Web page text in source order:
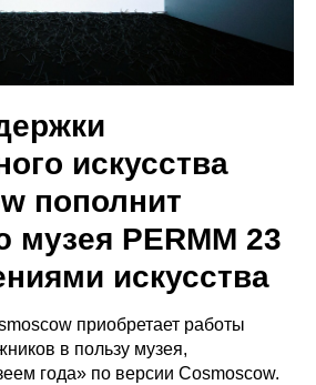
искусства
пополнит
музея PERMM 23
искусства
приобретает работы
в пользу музея,
года» по версии Cosmoscow.